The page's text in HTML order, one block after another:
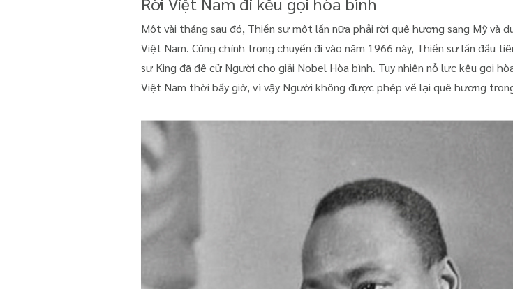
Một vài tháng sau đó, Thiền sư một lần nữa phải rời quê hương sang Mỹ và
Việt Nam. Cũng chính trong chuyến đi vào năm 1966 này, Thiền sư lần đầu
sư King đã đề cử Người cho giải Nobel Hòa bình. Tuy nhiên nỗ lực kêu gọi
Việt Nam thời bấy giờ, vì vậy Người không được phép về lại quê hương